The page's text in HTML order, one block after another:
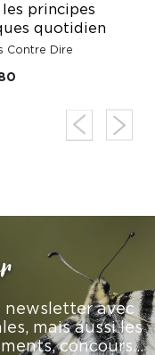
principes
quotidien
Contre Dire
newsletter avec
mais aussi les
concours…